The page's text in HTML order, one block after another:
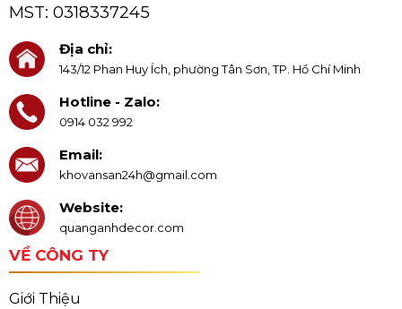
MST: 0318337245
Địa chỉ:
143/12 Phan Huy Ích, phường Tân Sơn, TP. Hồ Chí Minh
Hotline - Zalo:
0914 032 992
Email:
khovansan24h@gmail.com
Website:
quanganhdecor.com
VỀ CÔNG TY
Giới Thiệu